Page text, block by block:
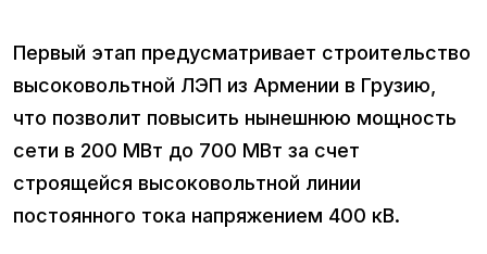
Первый этап предусматривает строительство
высоковольтной ЛЭП из Армении в Грузию,
что позволит повысить нынешнюю мощность
сети в 200 МВт до 700 МВт за счет
строящейся высоковольтной линии
постоянного тока напряжением 400 кВ.